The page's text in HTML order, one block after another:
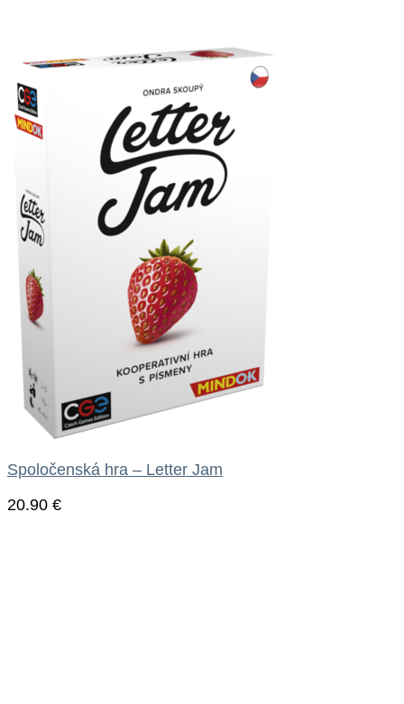
Spoločenská hra – Letter Jam
20.90 €